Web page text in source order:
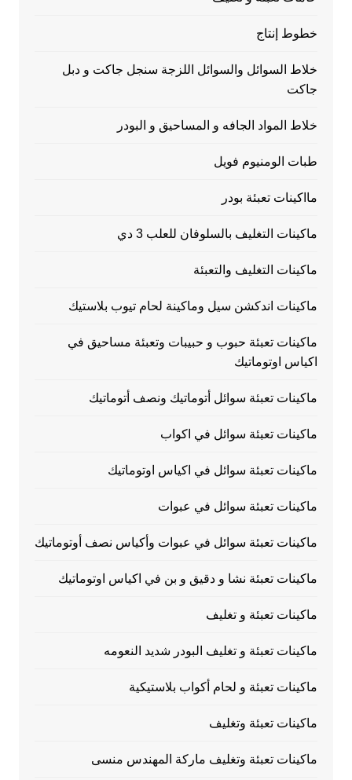
خطوط إنتاج
خلاط السوائل والسوائل اللزجة سنجل جاكت و دبل
جاكت
خلاط المواد الجافه و المساحيق و البودر
طبات الومنيوم فويل
مااكينات تعبئة بودر
ماكينات التغليف بالسلوفان للعلب 3 دي
ماكينات التغليف والتعبئة
ماكينات اندكشن سيل وماكينة لحام تيوب بلاستيك
ماكينات تعبئة حبوب و حبيبات وتعبئة مساحيق في
اكياس اوتوماتيك
ماكينات تعبئة سوائل أتوماتيك ونصف أتوماتيك
ماكينات تعبئة سوائل في اكواب
ماكينات تعبئة سوائل في اكياس اوتوماتيك
ماكينات تعبئة سوائل في عبوات
ماكينات تعبئة سوائل في عبوات وأكياس نصف أوتوماتيك
ماكينات تعبئة نشا و دقيق و بن في اكياس اوتوماتيك
ماكينات تعبئة و تغليف
ماكينات تعبئة و تغليف البودر شديد النعومه
ماكينات تعبئة و لحام أكواب بلاستيكية
ماكينات تعبئة وتغليف
ماكينات تعبئة وتغليف ماركة المهندس منسى